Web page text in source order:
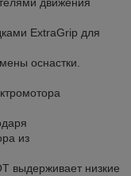
ExtraGrip для
оснастки.
из
выдерживает низкие